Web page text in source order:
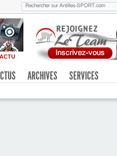
ARCHIVES SERVICES